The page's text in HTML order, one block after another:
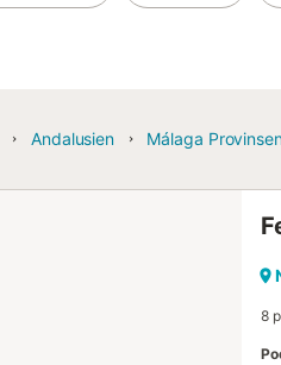
Andalusien Málaga
8